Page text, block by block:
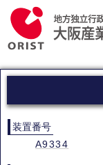
装置番号
A9334